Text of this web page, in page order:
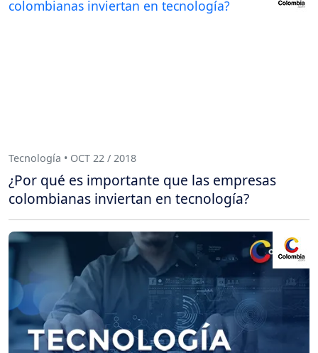
Tecnología • OCT 22 / 2018
¿Por qué es importante que las empresas
colombianas inviertan en tecnología?